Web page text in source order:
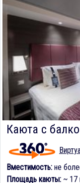
Каюта с
Вместимость: не
Площадь каюты: ~ 17